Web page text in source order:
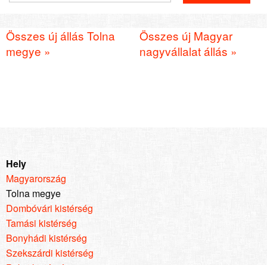
Összes új állás Tolna
megye »
Összes új Magyar
nagyvállalat állás »
Hely
Magyarország
Tolna megye
Dombóvári kistérség
Tamási kistérség
Bonyhádi kistérség
Szekszárdi kistérség